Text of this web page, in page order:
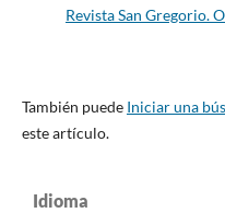
Revista San Gregorio.
También puede Iniciar una
este artículo.
Idioma